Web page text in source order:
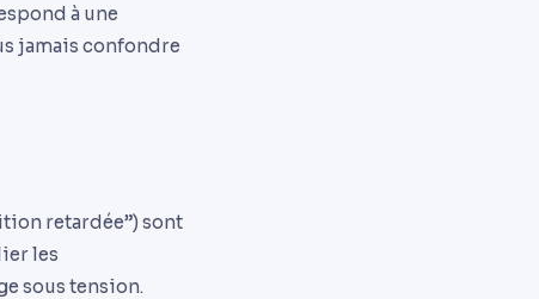
à une
jamais confondre
retardée”) sont
les
sous tension.